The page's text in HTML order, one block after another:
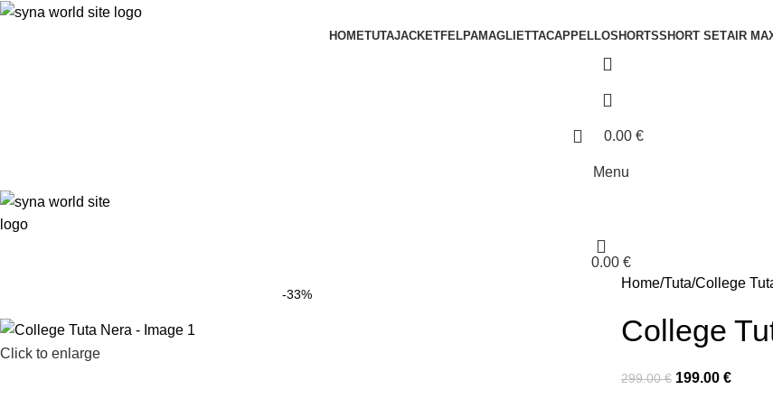
HOMETUTAJACKETFELPAMAGLIETTACAPPELLOSHORTSSHORT SETAIR
0.00 €
Menu
0.00 €
-33%
Click to enlarge
Home Tuta College
College
299.00€ 199.00 €